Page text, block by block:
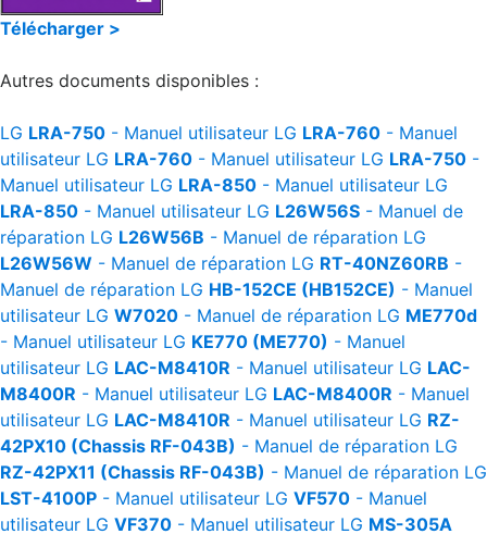
Télécharger >
Autres documents disponibles :
LG LRA-750 - Manuel utilisateur LG LRA-760 - Manuel
utilisateur LG LRA-760 - Manuel utilisateur LG LRA-750 -
Manuel utilisateur LG LRA-850 - Manuel utilisateur LG
LRA-850 - Manuel utilisateur LG L26W56S - Manuel de
réparation LG L26W56B - Manuel de réparation LG
L26W56W - Manuel de réparation LG RT-40NZ60RB -
Manuel de réparation LG HB-152CE (HB152CE) - Manuel
utilisateur LG W7020 - Manuel de réparation LG ME770d
- Manuel utilisateur LG KE770 (ME770) - Manuel
utilisateur LG LAC-M8410R - Manuel utilisateur LG LAC-
M8400R - Manuel utilisateur LG LAC-M8400R - Manuel
utilisateur LG LAC-M8410R - Manuel utilisateur LG RZ-
42PX10 (Chassis RF-043B) - Manuel de réparation LG
RZ-42PX11 (Chassis RF-043B) - Manuel de réparation LG
LST-4100P - Manuel utilisateur LG VF570 - Manuel
utilisateur LG VF370 - Manuel utilisateur LG MS-305A